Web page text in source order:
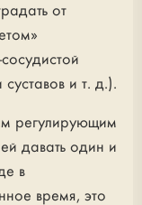
от
и т. д.).
регулирующим
давать один и
в
время, это